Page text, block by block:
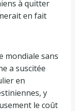
à quitter
en fait
mondiale sans
a suscitée
en
y
le coût